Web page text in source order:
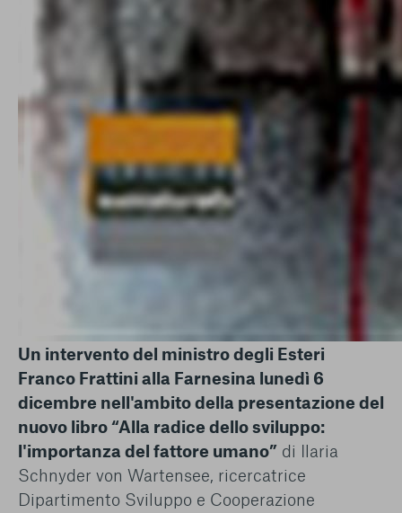
Un intervento del ministro degli Esteri
Franco Frattini alla Farnesina lunedì 6
dicembre nell'ambito della presentazione del
nuovo libro “Alla radice dello sviluppo:
l'importanza del fattore umano” di Ilaria
Schnyder von Wartensee, ricercatrice
Dipartimento Sviluppo e Cooperazione